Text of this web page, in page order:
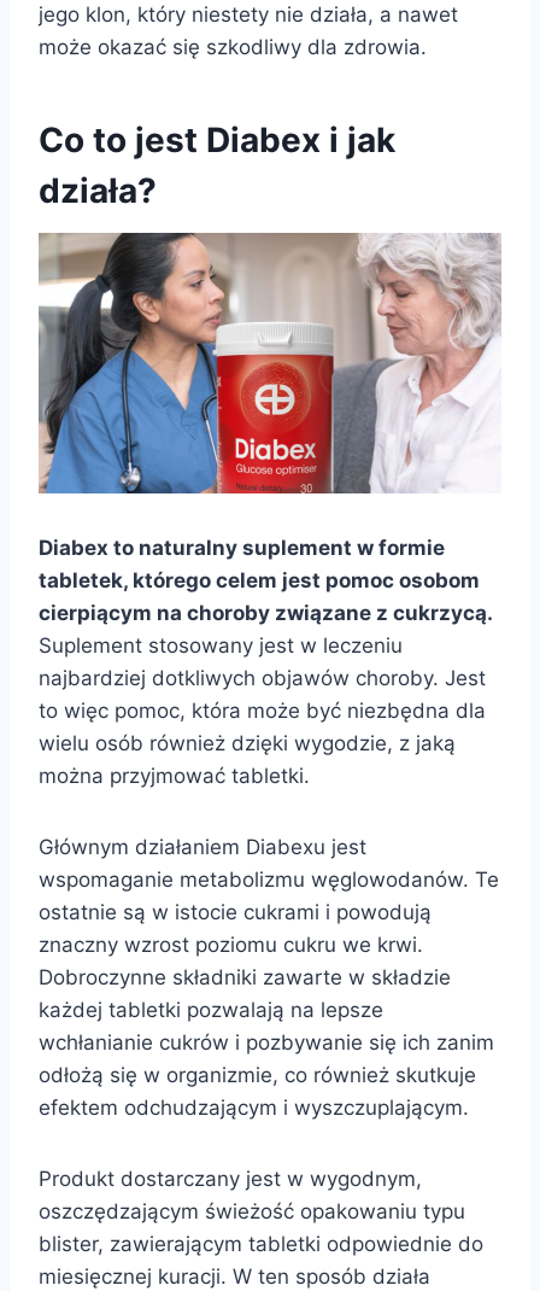
jego klon, który niestety nie działa, a nawet
może okazać się szkodliwy dla zdrowia.
Co to jest Diabex i jak
działa?
Diabex to naturalny suplement w formie
tabletek, którego celem jest pomoc osobom
cierpiącym na choroby związane z cukrzycą.
Suplement stosowany jest w leczeniu
najbardziej dotkliwych objawów choroby. Jest
to więc pomoc, która może być niezbędna dla
wielu osób również dzięki wygodzie, z jaką
można przyjmować tabletki.
Głównym działaniem Diabexu jest
wspomaganie metabolizmu węglowodanów. Te
ostatnie są w istocie cukrami i powodują
znaczny wzrost poziomu cukru we krwi.
Dobroczynne składniki zawarte w składzie
każdej tabletki pozwalają na lepsze
wchłanianie cukrów i pozbywanie się ich zanim
odłożą się w organizmie, co również skutkuje
efektem odchudzającym i wyszczuplającym.
Produkt dostarczany jest w wygodnym,
oszczędzającym świeżość opakowaniu typu
blister, zawierającym tabletki odpowiednie do
miesięcznej kuracji. W ten sposób działa